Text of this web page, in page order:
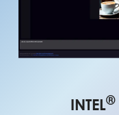
INTEL®